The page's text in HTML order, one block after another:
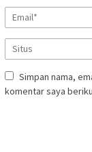
Simpan nama,
komentar saya